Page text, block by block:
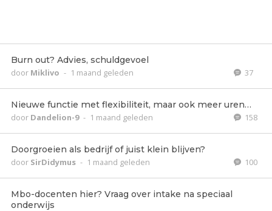
Burn out? Advies, schuldgevoel
door Miklivo - 1 maand geleden 37
Nieuwe functie met flexibiliteit, maar ook meer uren…
door Dandelion-9 - 1 maand geleden 158
Doorgroeien als bedrijf of juist klein blijven?
door SirDidymus - 1 maand geleden 100
Mbo-docenten hier? Vraag over intake na speciaal
onderwijs